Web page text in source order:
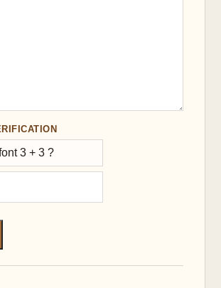
3 + 3 ?